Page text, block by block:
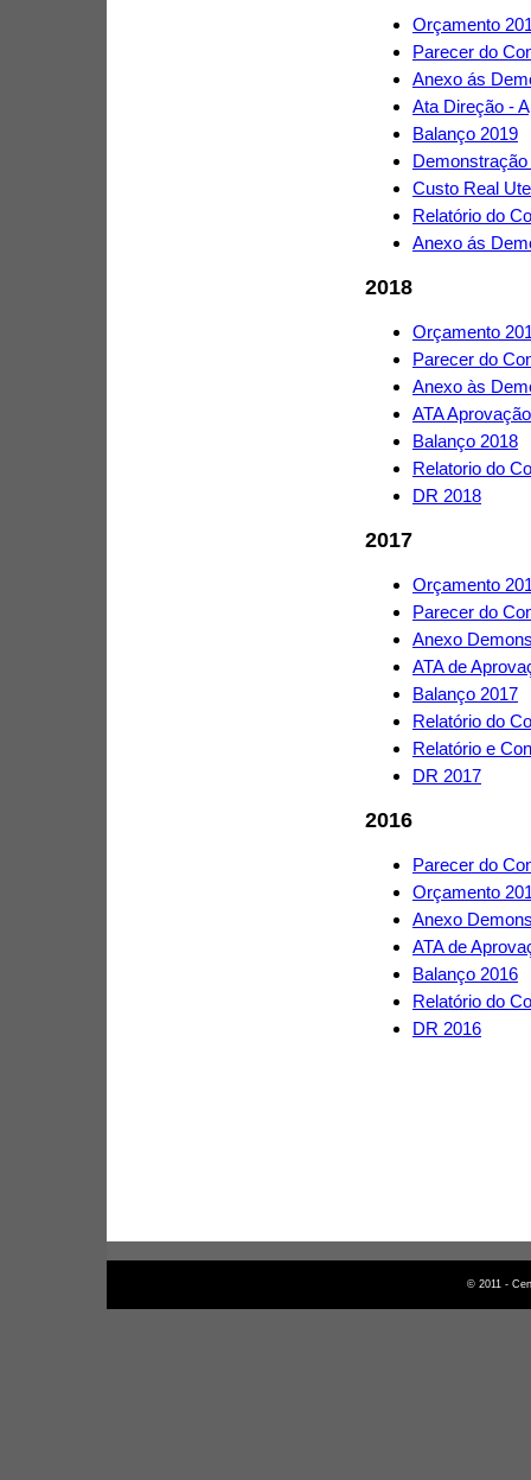
Orçamento
Parecer do
Anexo ás
Ata Direção -
Balanço 2019
Custo Real
Relatório do
Anexo ás
2018
Orçamento
Parecer do
Anexo às
ATA
Balanço 2018
Relatorio do
DR 2018
2017
Orçamento
Parecer do
Anexo
ATA de
Balanço 2017
Relatório do
Relatório e
DR 2017
2016
Parecer do
Orçamento
Anexo
ATA de
Balanço 2016
Relatório do
DR 2016
© 2011 -